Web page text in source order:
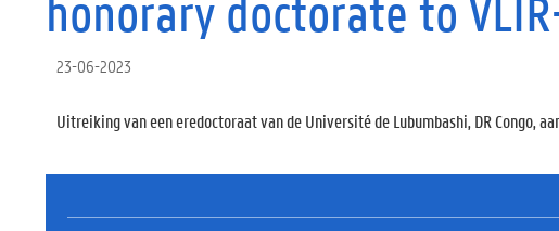
honorary doctorate to
23-06-2023
Uitreiking van een eredoctoraat van de Université de Lubumbashi, DR Congo, aan